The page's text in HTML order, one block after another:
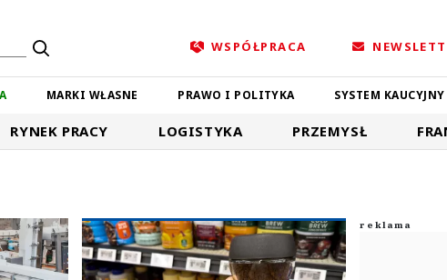
WSPÓŁPRACA
MARKI WŁASNE PRAWO I POLITYKA SYSTEM KAUCYJNY
RYNEK PRACY LOGISTYKA PRZEMYSŁ